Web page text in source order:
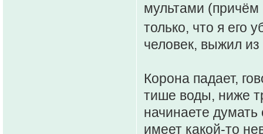
мультами
только, что я его
человек, выжил
Корона падает,
тише воды, ниже
начинаете
имеет какой-то